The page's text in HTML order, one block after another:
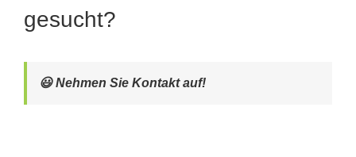
gesucht?
😃 Nehmen Sie Kontakt auf!